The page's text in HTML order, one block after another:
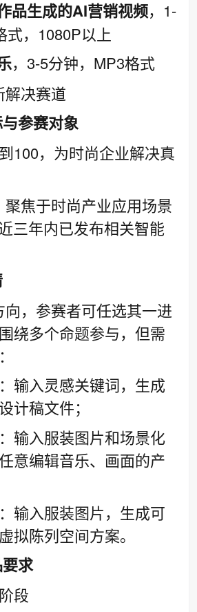
品生成的AI营销视频，1-
式，1080P以上
，3-5分钟，MP3格式
解决赛道
参赛对象
100，为时尚企业解决真
聚焦于时尚产业应用场景
三年内已发布相关智能
向，参赛者可任选其一进
绕多个命题参与，但需
：输入灵感关键词，生成
计稿文件；
：输入服装图片和场景化
意编辑音乐、画面的产
：输入服装图片，生成可
拟陈列空间方案。
求
段